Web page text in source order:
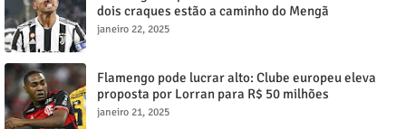
dois craques estão a caminho do Mengã
janeiro 22, 2025
Flamengo pode lucrar alto: Clube europeu eleva
proposta por Lorran para R$ 50 milhões
janeiro 21, 2025